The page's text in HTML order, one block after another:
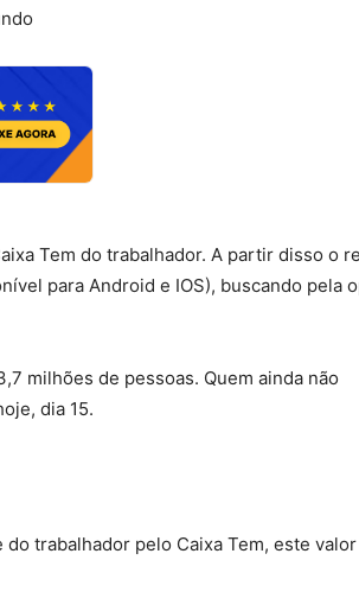
Tem do trabalhador. A partir disso o
para Android e IOS), buscando pela
milhões de pessoas. Quem ainda não
dia 15.
trabalhador pelo Caixa Tem, este